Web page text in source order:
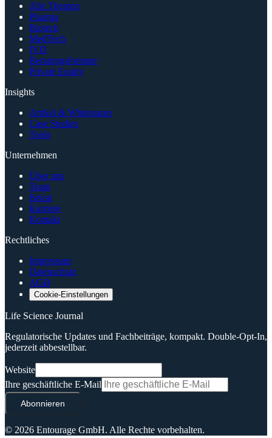
Alle Themen
Pharma
Biotech
MedTech
IVD
Beratungsformate
Private Equity
Insights
Artikel & Whitepaper
Case Studies
Tools
Unternehmen
Über uns
Team
Beirat
Karriere
Kontakt
Rechtliches
Impressum
Datenschutz
AGB
Cookie-Einstellungen
Life Science Journal
Regulatorische Updates und Fachbeiträge, kompakt. Double-Opt-In,
jederzeit abbestellbar.
Website
Ihre geschäftliche E-Mail
Abonnieren
© 2026 Entourage GmbH. Alle Rechte vorbehalten.